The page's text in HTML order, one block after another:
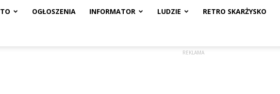
OGŁOSZENIA INFORMATOR LUDZIE RETRO SKARŻYSKO
REKLAMA